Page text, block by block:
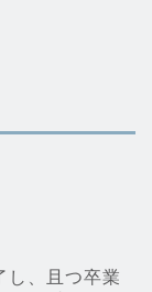
し、且つ卒業